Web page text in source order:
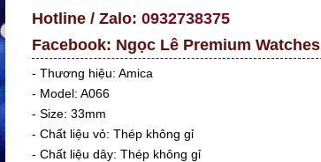
Hotline / Zalo: 0932738375
Facebook: Ngọc Lê Premium Watches
- Thương hiệu: Amica
- Model: A066
- Size: 33mm
- Chất liệu vỏ: Thép không gỉ
- Chất liệu dây: Thép không gỉ